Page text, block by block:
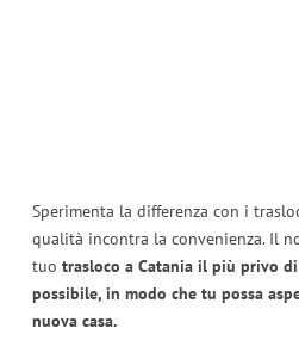
Sperimenta la differenza con i
qualità incontra la convenienza. Il
tuo trasloco a Catania il più privo
possibile, in modo che tu possa
nuova casa.